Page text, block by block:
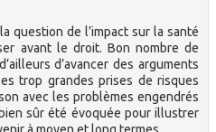
question de l’impact sur la santé
avant le droit. Bon nombre de
d’avancer des arguments
trop grandes prises de risques
avec les problèmes engendrés
sûr été évoquée pour illustrer